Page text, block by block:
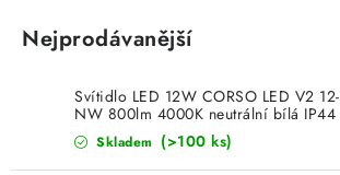
ELEKTROMATERIÁL
Nejprodávanější
Svítidlo LED 12W CORSO LED V2 12-
NW 800lm 4000K neutrální bílá IP44
Kanlux 31220
Skladem (>100 ks)